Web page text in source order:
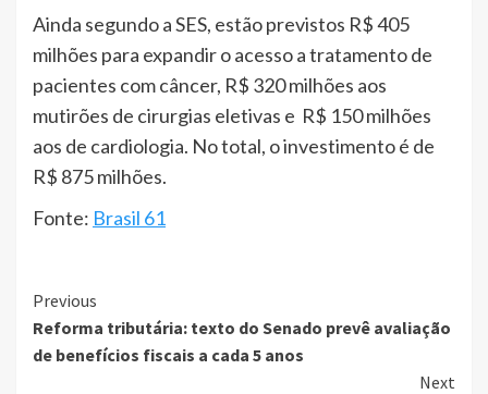
Ainda segundo a SES, estão previstos R$ 405
milhões para expandir o acesso a tratamento de
pacientes com câncer, R$ 320 milhões aos
mutirões de cirurgias eletivas e R$ 150 milhões
aos de cardiologia. No total, o investimento é de
R$ 875 milhões.
Fonte: Brasil 61
Continue
Reading
Previous
Reforma tributária: texto do Senado prevê avaliação
de benefícios fiscais a cada 5 anos
Next